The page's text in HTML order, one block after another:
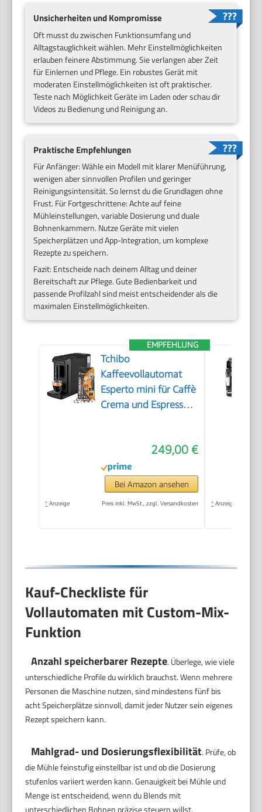
Unsicherheiten und Kompromisse
Oft musst du zwischen Funktionsumfang und
Alltagstauglichkeit wählen. Mehr Einstellmöglichkeiten
erlauben feinere Abstimmung. Sie verlangen aber Zeit
für Einlernen und Pflege. Ein robustes Gerät mit
moderaten Einstellmöglichkeiten ist oft praktischer.
Teste nach Möglichkeit Geräte im Laden oder schau dir
Videos zu Bedienung und Reinigung an.
Praktische Empfehlungen
Für Anfänger: Wähle ein Modell mit klarer Menüführung,
wenigen aber sinnvollen Profilen und geringer
Reinigungsintensität. So lernst du die Grundlagen ohne
Frust. Für Fortgeschrittene: Achte auf feine
Mühleinstellungen, variable Dosierung und duale
Bohnenkammern. Nutze Geräte mit vielen
Speicherplätzen und App-Integration, um komplexe
Rezepte zu speichern.
Fazit: Entscheide nach deinem Alltag und deiner
Bereitschaft zur Pflege. Gute Bedienbarkeit und
passende Profilzahl sind meist entscheidender als die
maximalen Einstellmöglichkeiten.
EMPFEHLUNG
Tchibo
Kaffeevollautomat
Esperto mini für Caffè
Crema und Espresso,
geeignet für jede
Küche, Camping,
Studentenapartment,
Schwarz - INKLUSIVE
249,00 €
Bei Amazon ansehen
* Anzeige Preis inkl. MwSt., zzgl. Versandkosten * Anzeige
Kauf-Checkliste für
Vollautomaten mit Custom-Mix-
Funktion
Anzahl speicherbarer Rezepte. Überlege, wie viele
unterschiedliche Profile du wirklich brauchst. Wenn mehrere
Personen die Maschine nutzen, sind mindestens fünf bis
acht Speicherplätze sinnvoll, damit jeder Nutzer sein eigenes
Rezept speichern kann.
Mahlgrad- und Dosierungsflexibilität. Prüfe, ob
die Mühle feinstufig einstellbar ist und ob die Dosierung
stufenlos variiert werden kann. Genauigkeit bei Mühle und
Menge ist entscheidend, wenn du Blends mit
unterschiedlichen Bohnen präzise steuern willst.